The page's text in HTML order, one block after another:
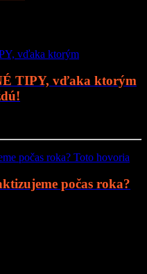
TIPY, vďaka ktorým
počas roka?